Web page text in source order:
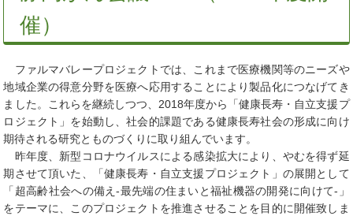
催）
ファルマバレープロジェクトでは、これまで医療機関等のニーズや
地域企業の得意分野を医療へ応用することにより製品化につなげてき
ました。これらを継続しつつ、2018年度から「健康長寿・自立支援プ
ロジェクト」を始動し、社会的課題である健康長寿社会の形成に向け
期待される研究とものづくりに取り組んでいます。
昨年度、新型コロナウイルスによる感染拡大により、やむを得ず延
期させて頂いた、「健康長寿・自立支援プロジェクト」の展開として
「超高齢社会への備え-最先端の住まいと福祉機器の開発に向けて-」
をテーマに、このプロジェクトを推進させることを目的に開催致しま